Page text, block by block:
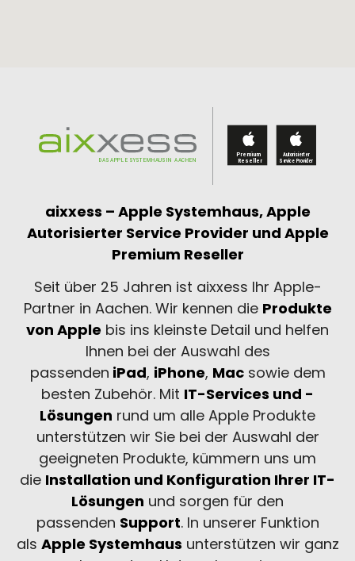
aixxess – Apple Systemhaus,Apple
Autorisierter Service Provider und Apple
Premium Reseller
Seit über 25 Jahren ist aixxess Ihr Apple-
Partner in Aachen. Wir kennen die Produkte
von Apple bis ins kleinste Detail und helfen
Ihnen bei der Auswahl des
passenden iPad, iPhone, Macsowie dem
besten Zubehör. Mit IT-Services und -
Lösungen rund um alle Apple Produkte
unterstützen wir Sie bei der Auswahl der
geeigneten Produkte, kümmern uns um
die Installation und Konfiguration Ihrer IT-
Lösungen und sorgen für den
passenden Support. In unserer Funktion
als Apple Systemhaus unterstützen wir ganz